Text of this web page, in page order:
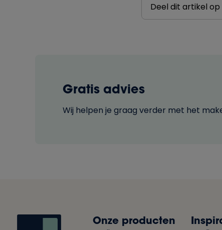
Deel dit artikel op
Gratis advies
Wij helpen je graag verder met het
Onze producten